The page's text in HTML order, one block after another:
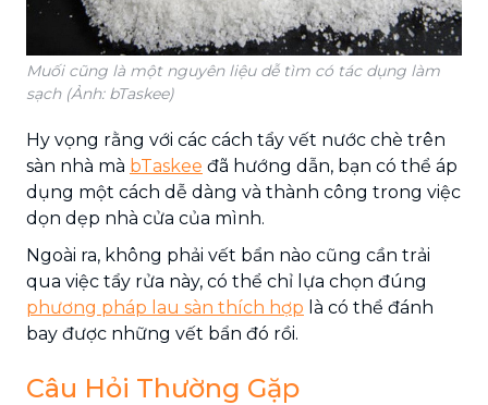
Muối cũng là một nguyên liệu dễ tìm có tác dụng làm
sạch (Ảnh: bTaskee)
Hy vọng rằng với các cách tẩy vết nước chè trên
sàn nhà mà bTaskee đã hướng dẫn, bạn có thể áp
dụng một cách dễ dàng và thành công trong việc
dọn dẹp nhà cửa của mình.
Ngoài ra, không phải vết bẩn nào cũng cần trải
qua việc tẩy rửa này, có thể chỉ lựa chọn đúng
phương pháp lau sàn thích hợp là có thể đánh
bay được những vết bẩn đó rồi.
Câu Hỏi Thường Gặp